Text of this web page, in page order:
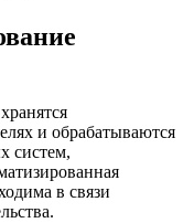
и обрабатываются
систем,
в связи